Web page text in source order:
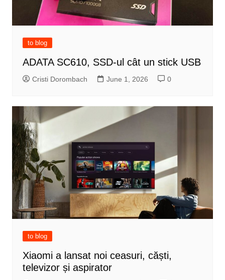
to blog
ADATA SC610, SSD-ul cât un stick USB
Cristi Dorombach June 1, 2026 0
to blog
Xiaomi a lansat noi ceasuri, căști,
televizor și aspirator